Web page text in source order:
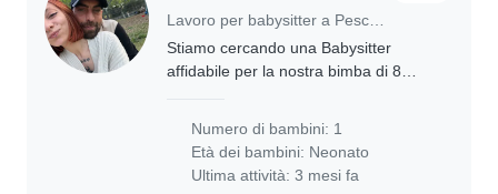
Stiamo cercando una Babysitter
affidabile per la nostra bimba di 8
Numero di bambini: 1
Età dei bambini: Neonato
Ultima attività: 3 mesi fa